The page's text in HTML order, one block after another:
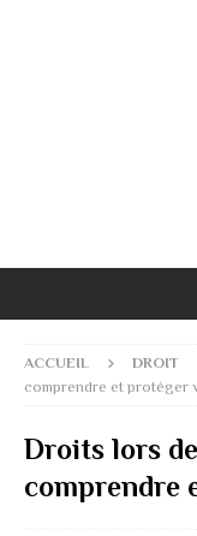
ACCUEIL DROIT
comprendre et protéger
Droits lors
comprendre